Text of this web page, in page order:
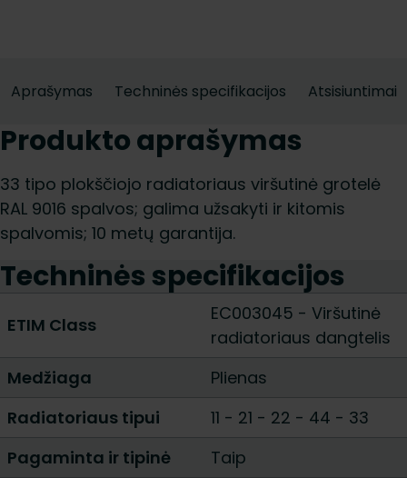
Aprašymas Techninės specifikacijos Atsisiuntimai
Produkto aprašymas
33 tipo plokščiojo radiatoriaus viršutinė grotelė
RAL 9016 spalvos; galima užsakyti ir kitomis
spalvomis; 10 metų garantija.
Techninės specifikacijos
ETIM Class
EC003045 - Viršutinė
radiatoriaus dangtelis
Medžiaga
Plienas
Radiatoriaus tipui
11 - 21 - 22 - 44 - 33
Pagaminta ir tipinė
Taip